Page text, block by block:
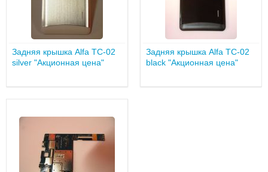
Задняя крышка Alfa TC-02
silver "Акционная цена"
Задняя крышка Alfa TC-02
black "Акционная цена"